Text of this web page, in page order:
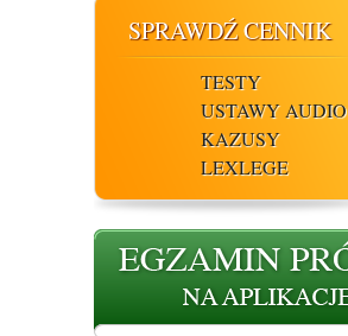
SPRAWDŹ CENNIK
TESTY
USTAWY AUDIO
KAZUSY
LEXLEGE